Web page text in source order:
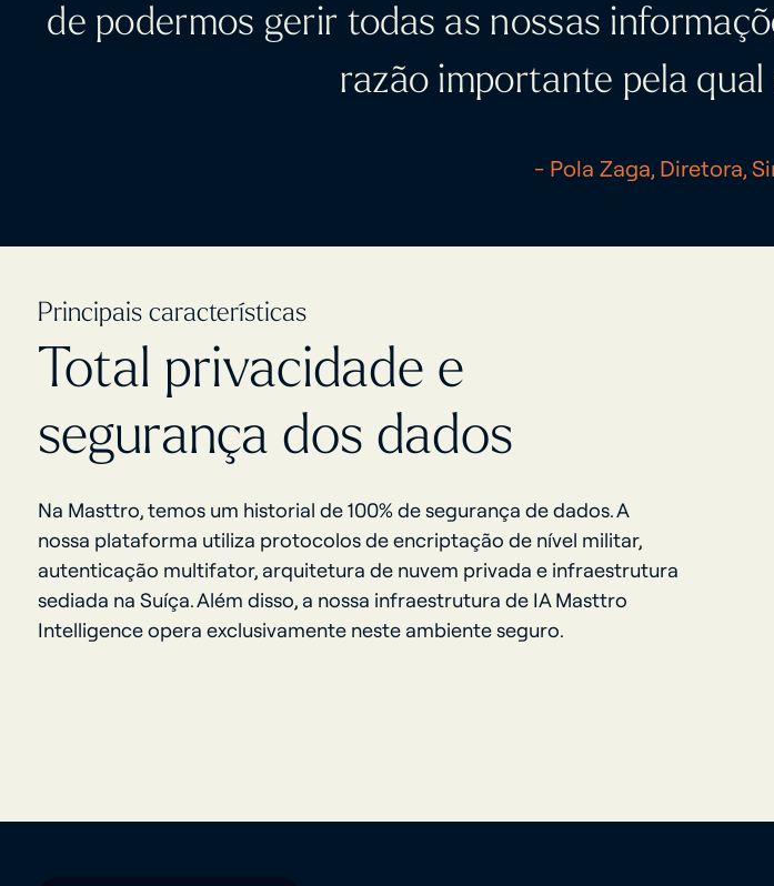
de podermos gerir todas as nossas
razão importante pela
- Pola Zaga, Diretora,
Principais características
Total privacidade e
segurança dos dados
Na Masttro, temos um historial de 100% de segurança de dados. A
nossa plataforma utiliza protocolos de encriptação de nível militar,
autenticação multifator, arquitetura de nuvem privada e infraestrutura
sediada na Suíça. Além disso, a nossa infraestrutura de IA Masttro
Intelligence opera exclusivamente neste ambiente seguro.